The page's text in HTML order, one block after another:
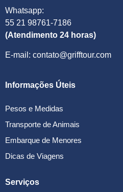
Whatsapp:
55 21 98761-7186
(Atendimento 24 horas)
E-mail: contato@grifftour.com
Informações Úteis
Pesos e Medidas
Transporte de Animais
Embarque de Menores
Dicas de Viagens
Serviços